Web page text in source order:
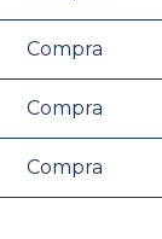
Compra
Compra
Compra